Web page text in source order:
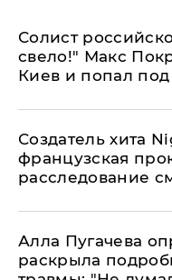
Солист
свело!" Макс
Киев и попал
Создатель хита
французская
расследование
Алла Пугачева
раскрыла